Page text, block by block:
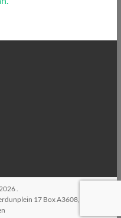
17 Box A3608, 5627SZ,